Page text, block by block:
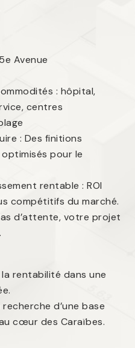
Avenue
: hôpital,
centres
: Des finitions
pour le
rentable : ROI
compétitifs du marché.
d’attente, votre projet
rentabilité dans une
d’une base
cœur des Caraïbes.